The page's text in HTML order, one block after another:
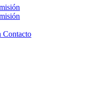
Contacto